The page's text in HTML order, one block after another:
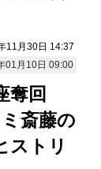
11月30日 14:37
01月10日 09:00
奪回
斎藤の
ストリ